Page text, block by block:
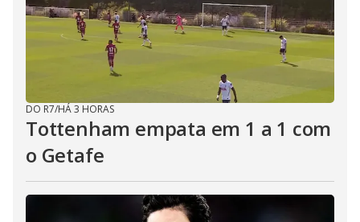
DO R7/HÁ 3 HORAS
Tottenham empata em 1 a 1 com
o Getafe